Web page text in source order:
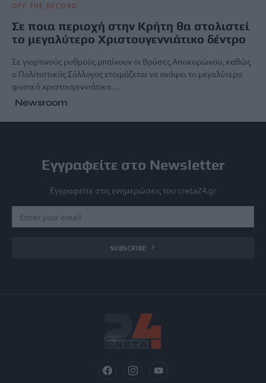
OFF THE RECORD
Σε ποια περιοχή στην Κρήτη θα στολιστεί
το μεγαλύτερο Χριστουγεννιάτικο δέντρο
Σε γιορτινούς ρυθμούς μπαίνουν οι Βρύσες Αποκορώνου, καθώς
ο Πολιτιστικός Σύλλογος ετοιμάζεται να ανάψει το μεγαλύτερο
φυσικό χριστουγεννιάτικο…
Newsroom
Εγγραφείτε στο Newsletter
Εγγραφείτε στις ενημερώσεις του creta24.gr
SUBSCRIBE